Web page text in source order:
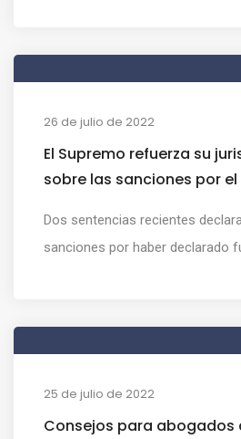
26 de julio de 2022
El Supremo refuerza su
sobre las sanciones por
Dos sentencias recientes
sanciones por haber declarado
25 de julio de 2022
Consejos para